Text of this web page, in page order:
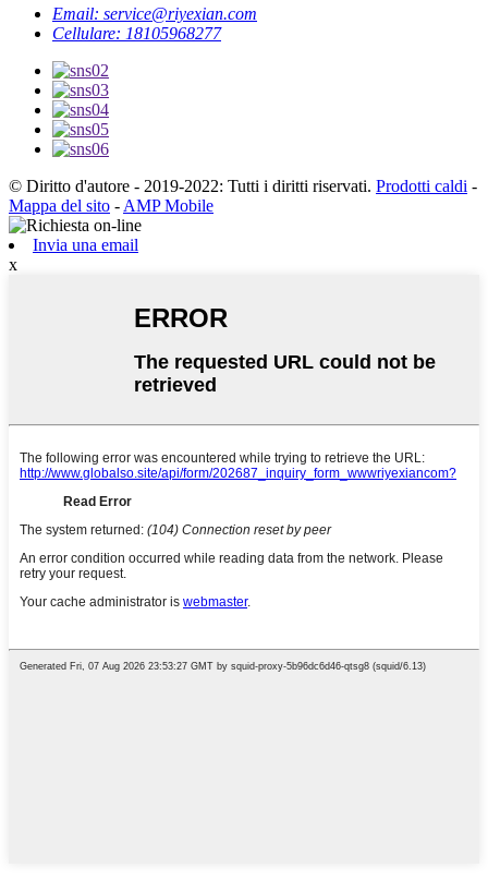
Email: service@riyexian.com
Cellulare: 18105968277
© Diritto d'autore - 2019-2022: Tutti i diritti riservati. Prodotti caldi -
Mappa del sito -AMP Mobile
Invia una email
x